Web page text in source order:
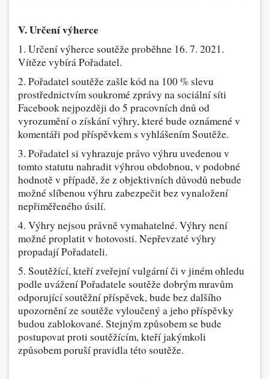
V. Určení výherce
1. Určení výherce soutěže proběhne 16. 7. 2021.
Vítěze vybírá Pořadatel.
2. Pořadatel soutěže zašle kód na 100 % slevu
prostřednictvím soukromé zprávy na sociální síti
Facebook nejpozději do 5 pracovních dnů od
vyrozumění o získání výhry, které bude oznámené v
komentáři pod příspěvkem s vyhlášením Soutěže.
3. Pořadatel si vyhrazuje právo výhru uvedenou v
tomto statutu nahradit výhrou obdobnou, v podobné
hodnotě v případě, že z objektivních důvodů nebude
možné slíbenou výhru zabezpečit bez vynaložení
nepřiměřeného úsilí.
4. Výhry nejsou právně vymahatelné. Výhry není
možné proplatit v hotovosti. Nepřevzaté výhry
propadají Pořadateli.
5. Soutěžící, kteří zveřejní vulgární či v jiném ohledu
podle uvážení Pořadatele soutěže dobrým mravům
odporující soutěžní příspěvek, bude bez dalšího
upozornění ze soutěže vyloučený a jeho příspěvky
budou zablokované. Stejným způsobem se bude
postupovat proti soutěžícím, kteří jakýmkoli
způsobem poruší pravidla této soutěže.